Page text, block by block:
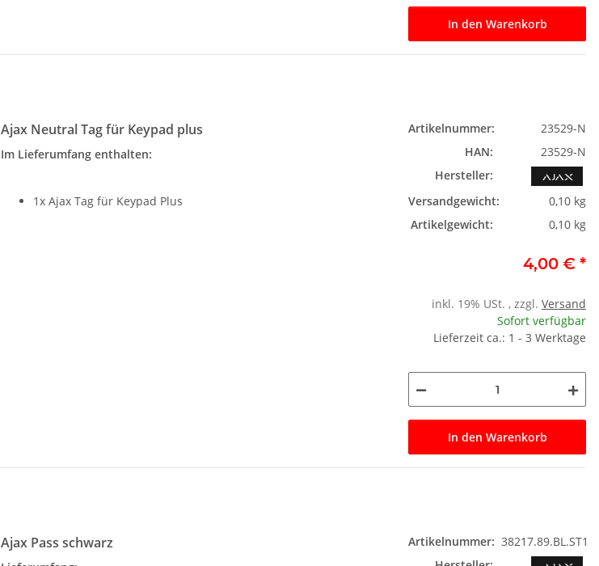
In den Warenkorb
Ajax Neutral Tag für Keypad plus
Im Lieferumfang enthalten:
1x Ajax Tag für Keypad Plus
Artikelnummer:
23529-N
HAN:
23529-N
Hersteller:
Versandgewicht:
0,10 kg
Artikelgewicht:
0,10 kg
4,00 € *
inkl. 19% USt. , zzgl. Versand
Sofort verfügbar
Lieferzeit ca.: 1 - 3 Werktage
In den Warenkorb
Ajax Pass schwarz Artikelnummer: 38217.89.BL.ST1